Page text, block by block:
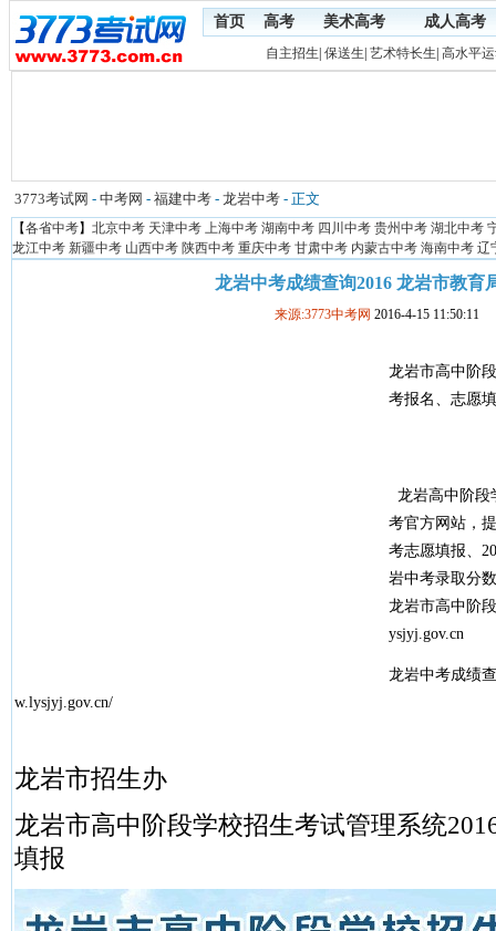
首页 高考 美术高考 成人高考
自主招生 保送生 艺术特长生 高水平
3773考试网 - 中考网 - 福建中考 - 龙岩中考 - 正文
【各省中考】 北京中考 天津中考 上海中考 湖南中考 四川中考 贵州中考 湖北中考
龙江中考 新疆中考 山西中考 陕西中考 重庆中考 甘肃中考 内蒙古中考 海南中考 辽
龙岩中考成绩查询2016 龙岩市教育
来源:3773中考网 2016-4-15 11:50:11
龙岩市高中阶
考报名、志愿
龙岩高中阶段
考官方网站，
考志愿填报、
岩中考录取分
龙岩市高中阶
ysjyj.gov.cn
龙岩中考成绩
w.lysjyj.gov.cn/
龙岩市招生办
龙岩市高中阶段学校招生考试管理系统
填报